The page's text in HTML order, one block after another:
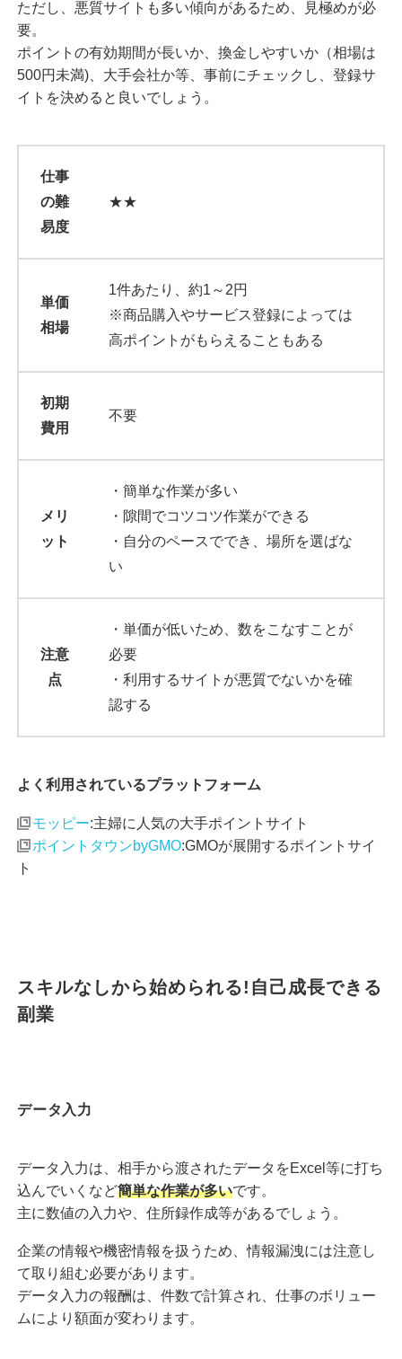
ただし、悪質サイトも多い傾向があるため、見極めが必
要。
ポイントの有効期間が長いか、換金しやすいか（相場は
500円未満)、大手会社か等、事前にチェックし、登録サ
イトを決めると良いでしょう。
仕事
の難
易度
★★
単価
相場
1件あたり、約1～2円
※商品購入やサービス登録によっては
高ポイントがもらえることもある
初期
費用
不要
メリ
ット
・簡単な作業が多い
・隙間でコツコツ作業ができる
・自分のペースででき、場所を選ばな
い
注意
点
・単価が低いため、数をこなすことが
必要
・利用するサイトが悪質でないかを確
認する
よく利用されているプラットフォーム
モッピー:主婦に人気の大手ポイントサイト
ポイントタウンbyGMO:GMOが展開するポイントサイ
ト
スキルなしから始められる!自己成長できる
副業
データ入力
データ入力は、相手から渡されたデータをExcel等に打ち
込んでいくなど簡単な作業が多いです。
主に数値の入力や、住所録作成等があるでしょう。
企業の情報や機密情報を扱うため、情報漏洩には注意し
て取り組む必要があります。
データ入力の報酬は、件数で計算され、仕事のボリュー
ムにより額面が変わります。